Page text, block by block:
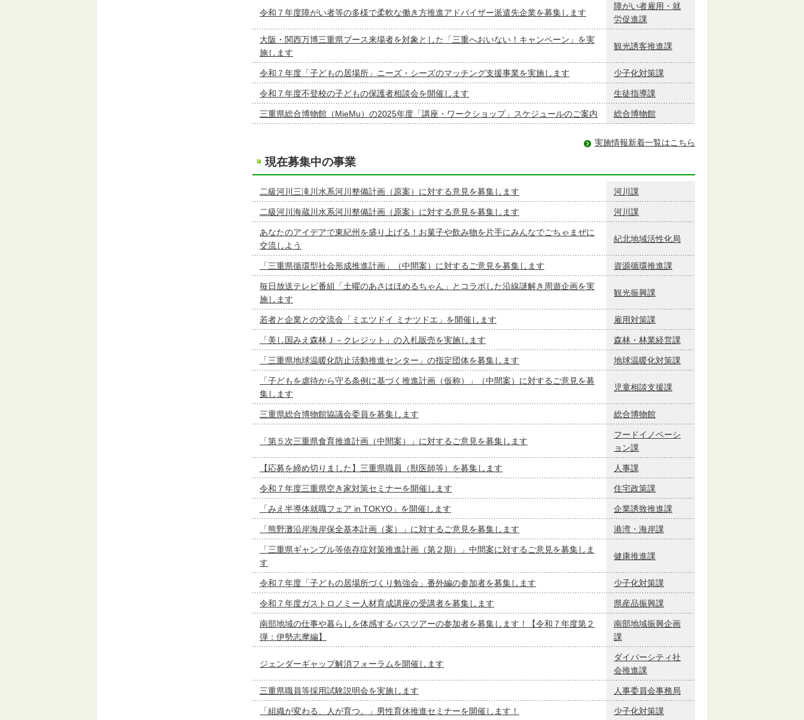
令和７年度障がい者等の多様で柔軟な働き方推進アドバイザー派遣先企業を募集します
障がい者雇用・就
労促進課
大阪・関西万博三重県ブース来場者を対象とした「三重へおいない！キャンペーン」を実
施します
観光誘客推進課
令和７年度「子どもの居場所」ニーズ・シーズのマッチング支援事業を実施します 少子化対策課
令和７年度不登校の子どもの保護者相談会を開催します 生徒指導課
三重県総合博物館（MieMu）の2025年度「講座・ワークショップ」スケジュールのご案内 総合博物館
実施情報新着一覧はこちら
現在募集中の事業
二級河川三滝川水系河川整備計画（原案）に対する意見を募集します 河川課
二級河川海蔵川水系河川整備計画（原案）に対する意見を募集します 河川課
あなたのアイデアで東紀州を盛り上げる！お菓子や飲み物を片手にみんなでごちゃまぜに
交流しよう
紀北地域活性化局
「三重県循環型社会形成推進計画」（中間案）に対するご意見を募集します 資源循環推進課
毎日放送テレビ番組「土曜のあさはほめるちゃん」とコラボした沿線謎解き周遊企画を実
施します
観光振興課
若者と企業との交流会「ミエツドイ ミナツドエ」を開催します 雇用対策課
「美し国みえ森林Ｊ－クレジット」の入札販売を実施します 森林・林業経営課
「三重県地球温暖化防止活動推進センター」の指定団体を募集します 地球温暖化対策課
「子どもを虐待から守る条例に基づく推進計画（仮称）」（中間案）に対するご意見を募
集します
児童相談支援課
三重県総合博物館協議会委員を募集します 総合博物館
「第５次三重県食育推進計画（中間案）」に対するご意見を募集します
フードイノベーシ
ョン課
【応募を締め切りました】三重県職員（獣医師等）を募集します 人事課
令和７年度三重県空き家対策セミナーを開催します 住宅政策課
「みえ半導体就職フェア in TOKYO」を開催します 企業誘致推進課
「熊野灘沿岸海岸保全基本計画（案）」に対するご意見を募集します 港湾・海岸課
「三重県ギャンブル等依存症対策推進計画（第２期）」中間案に対するご意見を募集しま
す
健康推進課
令和７年度「子どもの居場所づくり勉強会」番外編の参加者を募集します 少子化対策課
令和７年度ガストロノミー人材育成講座の受講者を募集します 県産品振興課
南部地域の仕事や暮らしを体感するバスツアーの参加者を募集します！【令和７年度第２
弾：伊勢志摩編】
南部地域振興企画
課
ジェンダーギャップ解消フォーラムを開催します
ダイバーシティ社
会推進課
三重県職員等採用試験説明会を実施します 人事委員会事務局
「組織が変わる、人が育つ。」男性育休推進セミナーを開催します！ 少子化対策課